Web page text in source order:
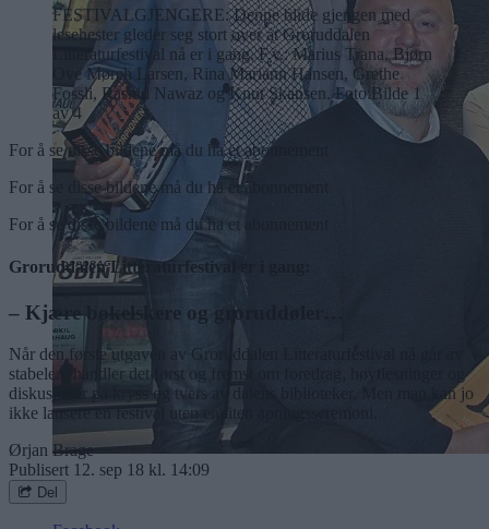
FESTIVALGJENGERE: Denne blide gjengen med
lesehester gleder seg stort over at Groruddalen
Litteraturfestival nå er i gang. F.v.: Marius Trana, Bjørn
Ove Mørch Larsen, Rina Mariann Hansen, Grethe
Fossli, Rashid Nawaz og Knut Skansen. Foto:Bilde 1
av 4
For å se disse bildene må du ha et abonnement
For å se disse bildene må du ha et abonnement
For å se disse bildene må du ha et abonnement
Groruddalen Litteraturfestival er i gang:
– Kjære bokelskere og groruddøler…
Når den første utgaven av Groruddalen Litteraturfestival nå går av
stabelen, handler det først og fremst om foredrag, høytlesninger og
diskusjoner på kryss og tvers av dalens biblioteker. Men man kan jo
ikke lansere en festival uten en liten åpningsseremoni.
Ørjan Brage
Publisert 12. sep 18 kl. 14:09
Del